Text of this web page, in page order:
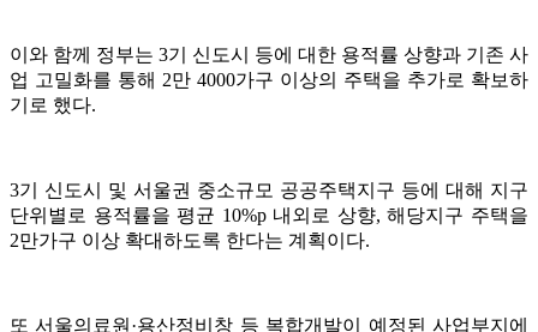
이와 함께 정부는 3기 신도시 등에 대한 용적률 상향과 기존 사
업 고밀화를 통해 2만 4000가구 이상의 주택을 추가로 확보하
기로 했다.
3기 신도시 및 서울권 중소규모 공공주택지구 등에 대해 지구
단위별로 용적률을 평균 10%p 내외로 상향, 해당지구 주택을
2만가구 이상 확대하도록 한다는 계획이다.
또 서울의료원·용산정비창 등 복합개발이 예정된 사업부지에